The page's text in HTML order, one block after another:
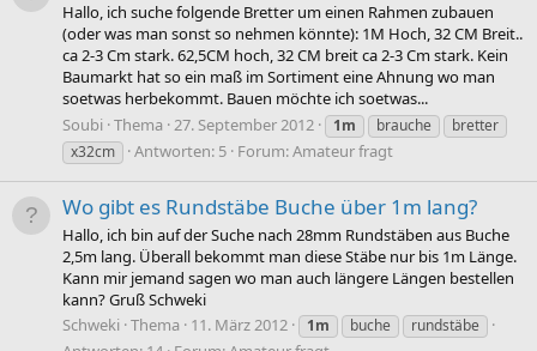
Hallo, ich suche folgende Bretter um einen Rahmen zubauen
(oder was man sonst so nehmen könnte): 1M Hoch, 32 CM Breit..
ca 2-3 Cm stark. 62,5CM hoch, 32 CM breit ca 2-3 Cm stark. Kein
Baumarkt hat so ein maß im Sortiment eine Ahnung wo man
soetwas herbekommt. Bauen möchte ich soetwas...
Soubi Thema 27. September 2012 1m brauche
bretter
x32cm
Antworten: 5 Forum:Amateur fragt
Wo gibt es Rundstäbe Buche über 1m lang?
Hallo, ich bin auf der Suche nach 28mm Rundstäben aus Buche
2,5m lang. Überall bekommt man diese Stäbe nur bis 1m Länge.
Kann mir jemand sagen wo man auch längere Längen bestellen
kann? Gruß Schweki
Schweki Thema 11. März 2012 1m buche rundstäbe